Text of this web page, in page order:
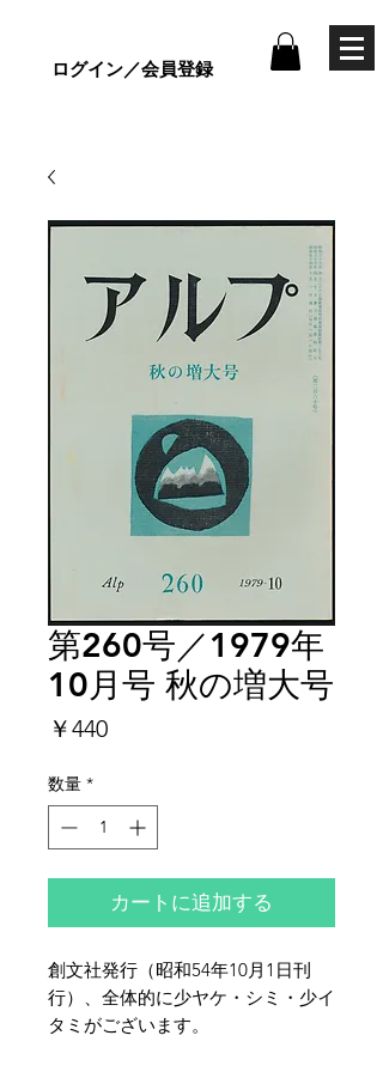
ログイン／会員登録
第260号／1979年
10月号 秋の増大号
￥440価
数量 *
カートに追加する
創文社発行（昭和54年10月1日刊
行）、全体的に少ヤケ・シミ・少イ
タミがございます。